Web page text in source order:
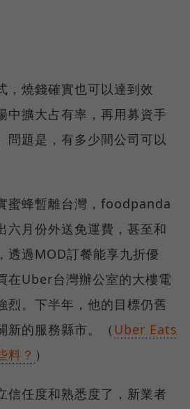
，燒錢確實也可以達到效
中擴大占有率，再用募資手
問題是，有多少間公司可以
蜂暫離台灣，foodpanda
六月份外送免運費，甚至和
透過MOD訂餐能享九折優
在Uber台灣辦公室的大樓電
烈。下半年，他的目標仍舊
新的服務縣市。（ Uber Eats
料？ ）
信任度和熟悉度了，新業者